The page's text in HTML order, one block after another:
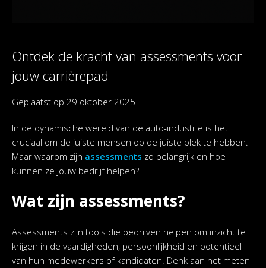
Ontdek de kracht van assessments voor
jouw carrièrepad
Geplaatst op 29 oktober 2025
In de dynamische wereld van de auto-industrie is het
cruciaal om de juiste mensen op de juiste plek te hebben.
Maar waarom zijn assessments zo belangrijk en hoe
kunnen ze jouw bedrijf helpen?
Wat zijn assessments?
Assessments zijn tools die bedrijven helpen om inzicht te
krijgen in de vaardigheden, persoonlijkheid en potentieel
van hun medewerkers of kandidaten. Denk aan het meten